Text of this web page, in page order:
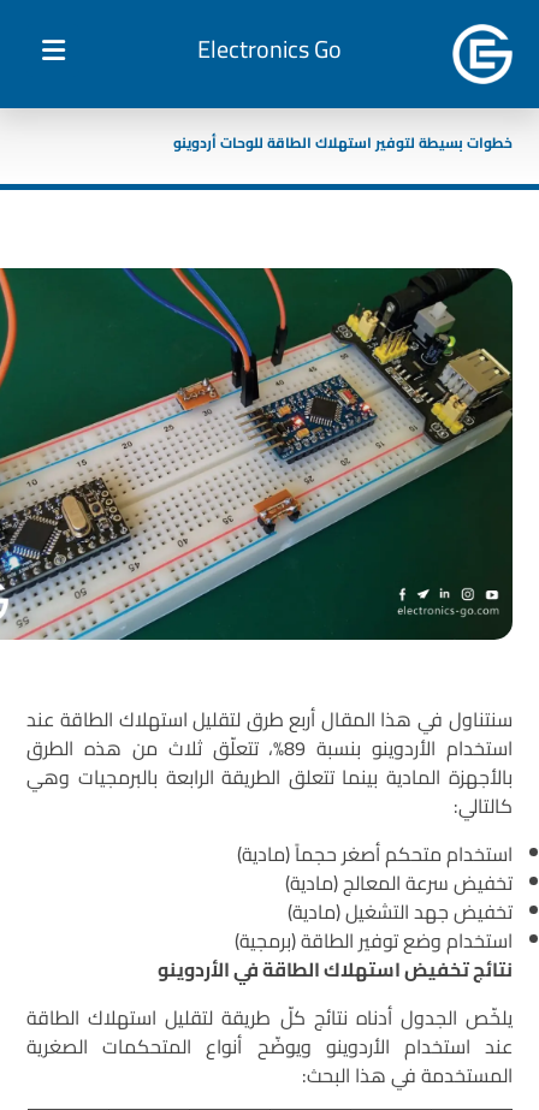
Electronics Go
خطوات بسيطة لتوفير استهلاك الطاقة للوحات أردوينو
سنتناول في هذا المقال أربع طرق لتقليل استهلاك الطاقة عند
استخدام الأردوينو بنسبة 89%، تتعلّق ثلاث من هذه الطرق
بالأجهزة المادية بينما تتعلق الطريقة الرابعة بالبرمجيات وهي
كالتالي:
استخدام متحكم أصغر حجماً (مادية)
تخفيض سرعة المعالج (مادية)
تخفيض جهد التشغيل (مادية)
استخدام وضع توفير الطاقة (برمجية)
نتائج تخفيض استهلاك الطاقة في الأردوينو
يلخّص الجدول أدناه نتائج كلّ طريقة لتقليل استهلاك الطاقة
عند استخدام الأردوينو ويوضّح أنواع المتحكمات الصغرية
المستخدمة في هذا البحث: